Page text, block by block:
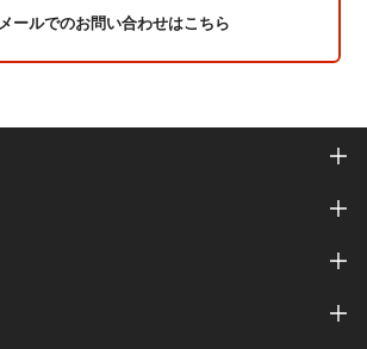
メールでのお問い合わせはこちら